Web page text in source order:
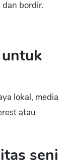
bordir.
lokal, media
atau
seni